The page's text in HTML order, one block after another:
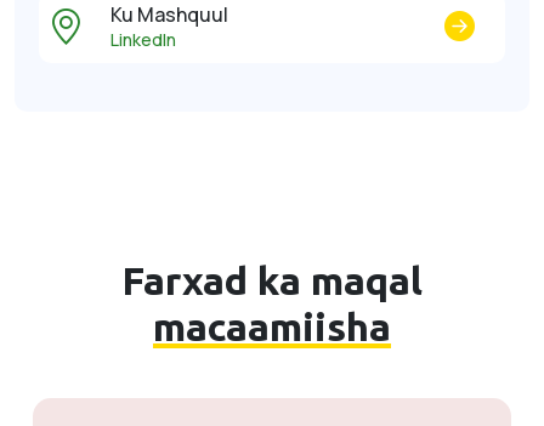
Ku Mashquul
LinkedIn
Farxad ka maqal
macaamiisha